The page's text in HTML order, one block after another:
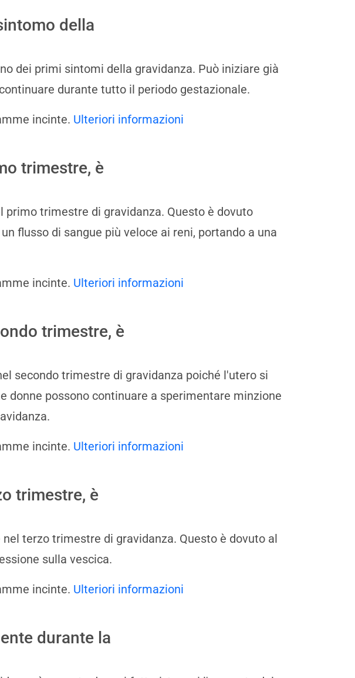
della
dei primi sintomi della gravidanza. Può iniziare già
durante tutto il periodo gestazionale.
incinte. Ulteriori informazioni
trimestre, è
primo trimestre di gravidanza. Questo è dovuto
flusso di sangue più veloce ai reni, portando a una
incinte. Ulteriori informazioni
trimestre, è
secondo trimestre di gravidanza poiché l'utero si
donne possono continuare a sperimentare minzione
incinte. Ulteriori informazioni
trimestre, è
terzo trimestre di gravidanza. Questo è dovuto al
sulla vescica.
incinte. Ulteriori informazioni
durante la